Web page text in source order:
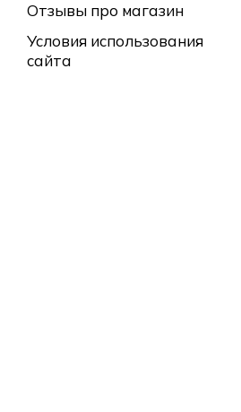
Отзывы про магазин
Условия использования
сайта